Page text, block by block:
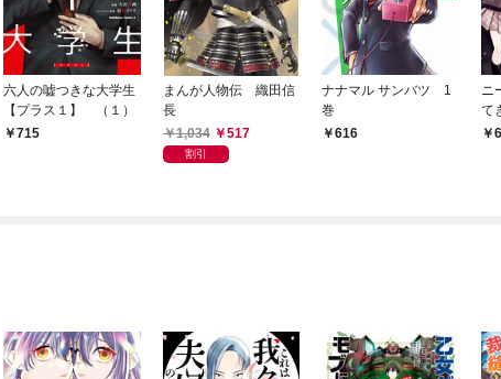
六人の嘘つきな大学生
【プラス１】 （１）
715
まんが人物伝 織田信
長
1,034
517
割引
ナナマル サンバツ 1
巻
616
ニ
て
の